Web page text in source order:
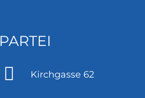
PARTEI
Kirchgasse 62